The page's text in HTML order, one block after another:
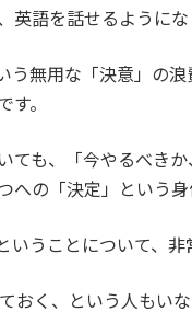
英語を話せるように
う無用な「決意」の
。
ても、「今やるべき
への「決定」という
うことについて、
おく、という人もいな